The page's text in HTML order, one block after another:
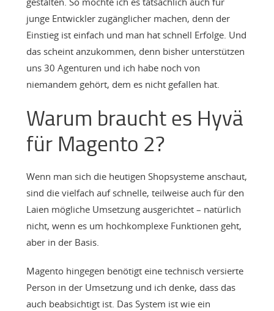
junge Entwickler zugänglicher machen, denn der
Einstieg ist einfach und man hat schnell Erfolge. Und
das scheint anzukommen, denn bisher unterstützen
uns 30 Agenturen und ich habe noch von
niemandem gehört, dem es nicht gefallen hat.
Warum braucht es Hyvä
für Magento 2?
Wenn man sich die heutigen Shopsysteme anschaut,
sind die vielfach auf schnelle, teilweise auch für den
Laien mögliche Umsetzung ausgerichtet – natürlich
nicht, wenn es um hochkomplexe Funktionen geht,
aber in der Basis.
Magento hingegen benötigt eine technisch versierte
Person in der Umsetzung und ich denke, dass das
auch beabsichtigt ist. Das System ist wie ein